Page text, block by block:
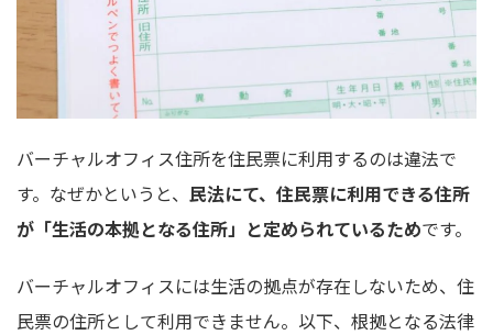
バーチャルオフィス住所を住民票に利用するのは違法で
す。なぜかというと、 民法にて、住民票に利用できる住所
が「生活の本拠となる住所」と定められているためです。
バーチャルオフィスには生活の拠点が存在しないため、住
民票の住所として利用できません。以下、根拠となる法律